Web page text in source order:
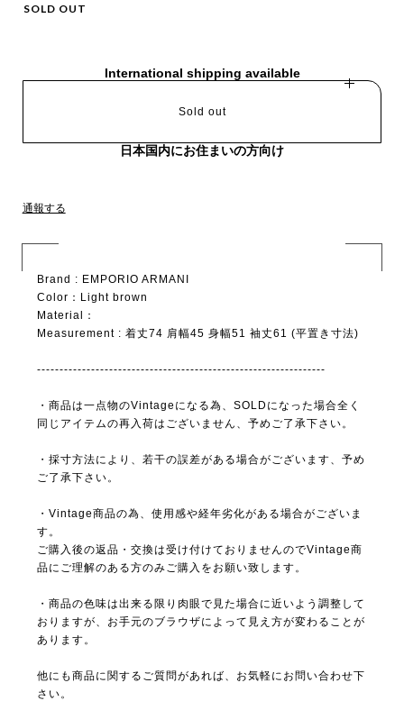
SOLD OUT
International shipping available
Sold out
日本国内にお住まいの方向け
通報する
Brand : EMPORIO ARMANI
Color：Light brown
Material：
Measurement : 着丈74 肩幅45 身幅51 袖丈61 (平置き寸法)
----------------------------------------------------------------
・商品は一点物のVintageになる為、SOLDになった場合全く
同じアイテムの再入荷はございません、予めご了承下さい。
・採寸方法により、若干の誤差がある場合がございます、予め
ご了承下さい。
・Vintage商品の為、使用感や経年劣化がある場合がございま
す。
ご購入後の返品・交換は受け付けておりませんのでVintage商
品にご理解のある方のみご購入をお願い致します。
・商品の色味は出来る限り肉眼で見た場合に近いよう調整して
おりますが、お手元のブラウザによって見え方が変わることが
あります。
他にも商品に関するご質問があれば、お気軽にお問い合わせ下
さい。